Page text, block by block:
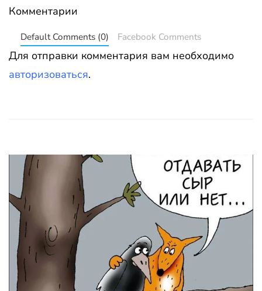
Комментарии
Default Comments (0) Facebook Comments
Для отправки комментария вам необходимо
авторизоваться.